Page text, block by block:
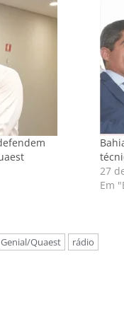
27
Em
Quaest rádio